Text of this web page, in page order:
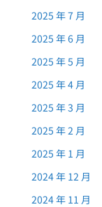
2025 年 7 月
2025 年 6 月
2025 年 5 月
2025 年 4 月
2025 年 3 月
2025 年 2 月
2025 年 1 月
2024 年 12 月
2024 年 11 月